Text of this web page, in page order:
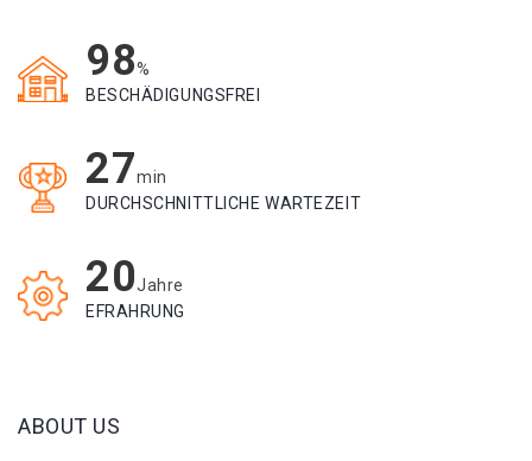
98%
BESCHÄDIGUNGSFREI
27min
DURCHSCHNITTLICHE WARTEZEIT
20Jahre
EFRAHRUNG
ABOUT US